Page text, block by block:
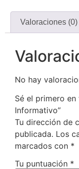
Valoraciones (0)
No hay
Sé el primero en
Informativo”
Tu dirección de
publicada. Los
marcados con *
Tu puntuación *